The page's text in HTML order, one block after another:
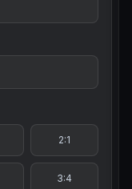
2:1
3:4